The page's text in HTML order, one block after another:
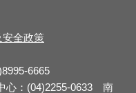
安全政策
6665
心：(04)2255-0633 南